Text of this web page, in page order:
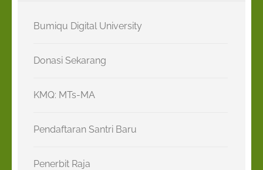
Bumiqu Digital University
Donasi Sekarang
KMQ: MTs-MA
Pendaftaran Santri Baru
Penerbit Raja